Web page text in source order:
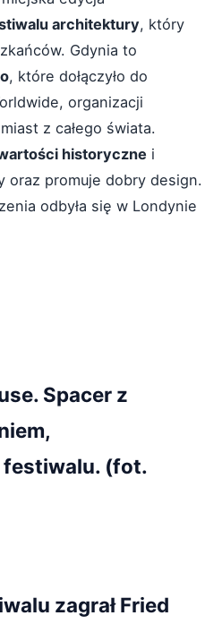
architektury, który
Gdynia to
, które dołączyło do
organizacji
z całego świata.
historyczne i
promuje dobry design.
odbyła się w Londynie
Spacer z
festiwalu. (fot.
zagrał Fried